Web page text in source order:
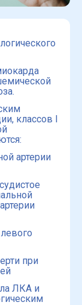
классов I
артерии
при
ЛКА и